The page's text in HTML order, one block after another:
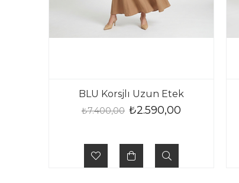
BLU Korsjlı Uzun Etek
₺2.590,00
₺7.400,00